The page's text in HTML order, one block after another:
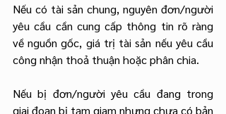
Nếu có tài sản chung, nguyên đơn/người
yêu cầu cần cung cấp thông tin rõ ràng
về nguồn gốc, giá trị tài sản nếu yêu cầu
công nhận thoả thuận hoặc phân chia.
Nếu bị đơn/người yêu cầu đang trong
giai đoạn bị tạm giam nhưng chưa có bản